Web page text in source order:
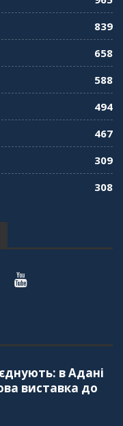
10. Тонкощі та
8. Розмова з
6. Можливості
Туреччини
3. Вища освіта:
839
658
588
494
467
309
308
в Адані
виставка до